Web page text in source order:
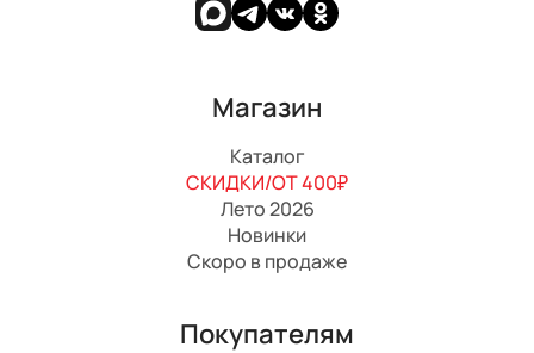
Магазин
Каталог
СКИДКИ/ОТ 400₽
Лето 2026
Новинки
Скоро в продаже
Покупателям